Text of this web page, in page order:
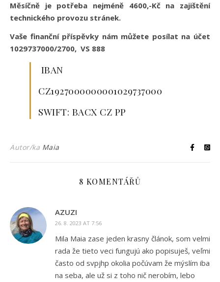
Měsíčně je potřeba nejméně 4600,-Kč na zajištění
technického provozu stránek.
Vaše finanční příspěvky nám můžete posílat na účet
1029737000/2700, VS 888
IBAN
CZ1927000000001029737000
SWIFT: BACX CZ PP
Autor/ka Maia
8 KOMENTÁŘŮ
AZUZI
26. 8. 2023 AT 7:56
Mila Maia zase jeden krasny článok, som velmi
rada že tieto veci fungujú ako popisuješ, veľmi
často od svpjhp okolia počúvam že mýslím iba
na seba, ale už si z toho nič nerobím, lebo